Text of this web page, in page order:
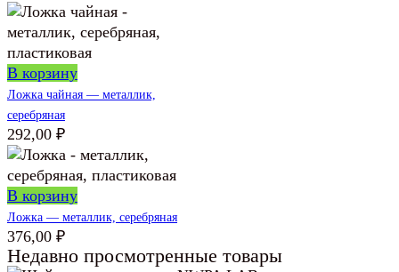
В корзину
Ложка чайная — металлик,
серебряная
292,00 ₽
В корзину
Ложка — металлик, серебряная
376,00 ₽
Недавно просмотренные товары